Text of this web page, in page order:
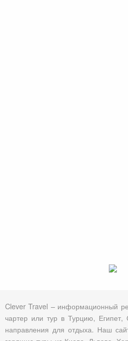
Clever Travel – информационный
чартер или тур в Турцию,
направления для отдыха. Наш